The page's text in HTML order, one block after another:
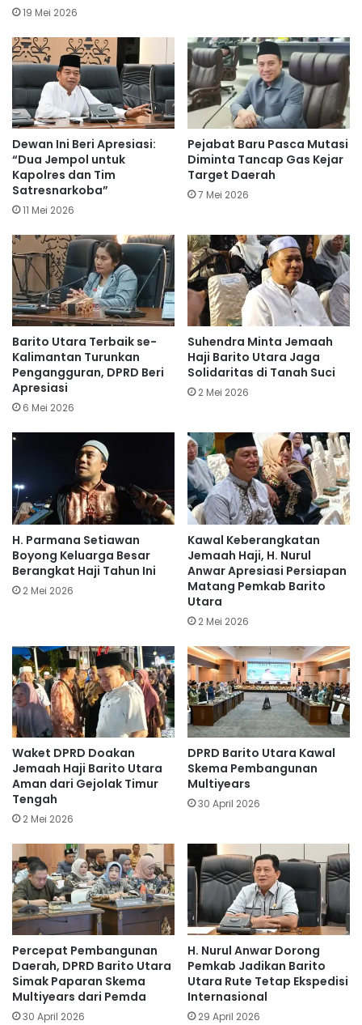
19 Mei 2026
Dewan Ini Beri Apresiasi:
“Dua Jempol untuk
Kapolres dan Tim
Satresnarkoba”
11 Mei 2026
Pejabat Baru Pasca Mutasi
Diminta Tancap Gas Kejar
Target Daerah
7 Mei 2026
Barito Utara Terbaik se-
Kalimantan Turunkan
Pengangguran, DPRD Beri
Apresiasi
6 Mei 2026
Suhendra Minta Jemaah
Haji Barito Utara Jaga
Solidaritas di Tanah Suci
2 Mei 2026
H. Parmana Setiawan
Boyong Keluarga Besar
Berangkat Haji Tahun Ini
2 Mei 2026
Kawal Keberangkatan
Jemaah Haji, H. Nurul
Anwar Apresiasi Persiapan
Matang Pemkab Barito
Utara
2 Mei 2026
Waket DPRD Doakan
Jemaah Haji Barito Utara
Aman dari Gejolak Timur
Tengah
2 Mei 2026
DPRD Barito Utara Kawal
Skema Pembangunan
Multiyears
30 April 2026
Percepat Pembangunan
Daerah, DPRD Barito Utara
Simak Paparan Skema
Multiyears dari Pemda
30 April 2026
H. Nurul Anwar Dorong
Pemkab Jadikan Barito
Utara Rute Tetap Ekspedisi
Internasional
29 April 2026